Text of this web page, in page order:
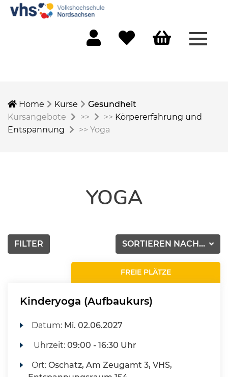
Home Kurse
Gesundheit
Kursangebote
>> >> Körpererfahrung und
Entspannung
>> Yoga
YOGA
SORTIEREN NACH...
FILTER
FREIE PLÄTZE
Kinderyoga (Aufbaukurs)
Datum: Mi. 02.06.2027
Uhrzeit:09:00 - 16:30 Uhr
Ort:Oschatz, Am Zeugamt 3, VHS,